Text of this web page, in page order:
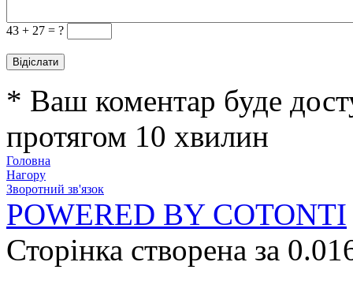
43 + 27 = ?
* Ваш коментар буде
протягом 10 хвилин
Головна
Нагору
Зворотний зв'язок
POWERED BY COTONTI
Сторінка створена за